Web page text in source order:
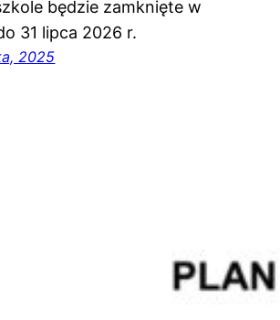
będzie zamknięte w
31 lipca 2026 r.
2025